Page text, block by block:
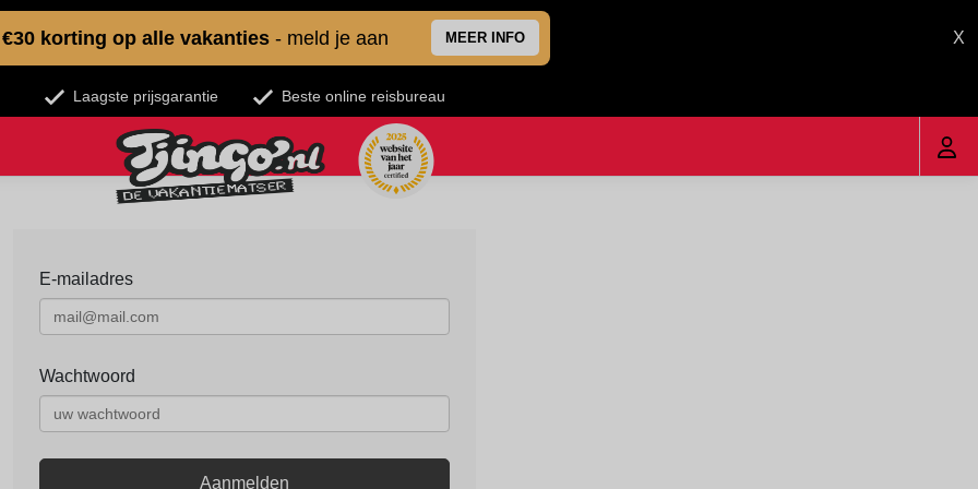
€30 korting op alle vakanties - meld je aan MEER INFO X
Laagste prijsgarantie Beste online reisbureau
E-mailadres
Wachtwoord
Aanmelden